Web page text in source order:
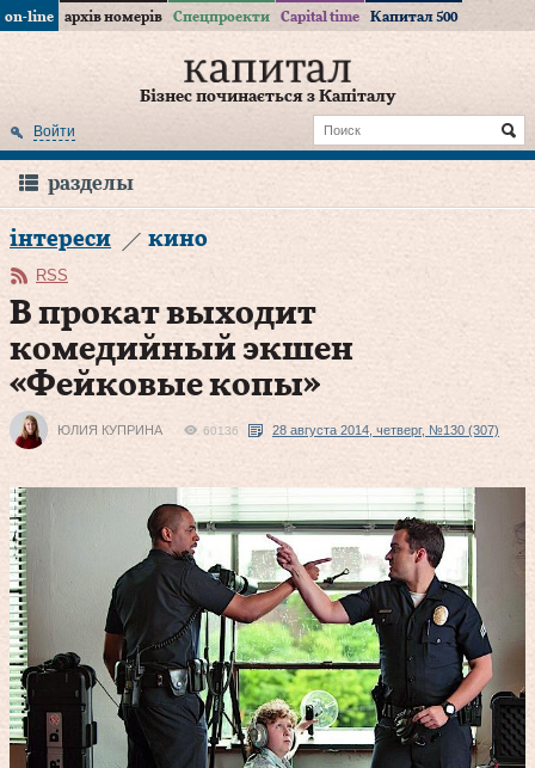
on-line архів номерів Спецпроекти Capital time Капитал 500
Бізнес починається з Капіталу
Войти
разделы
інтереси кино
RSS
В прокат выходит
комедийный экшен
«Фейковые копы»
ЮЛИЯ КУПРИНА 60136 28 августа 2014, четверг, №130 (307)